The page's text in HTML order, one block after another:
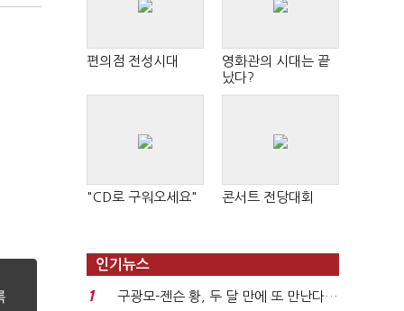
편의점 전성시대
영화관의 시대는 끝
났다?
"CD로 구워오세요" 콘서트 전당대회
인기뉴스
1
구광모-젠슨 황, 두 달 만에 또 만난다…